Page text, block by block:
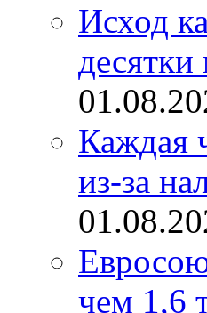
Исход
Каждая
из-за
чем 1,6